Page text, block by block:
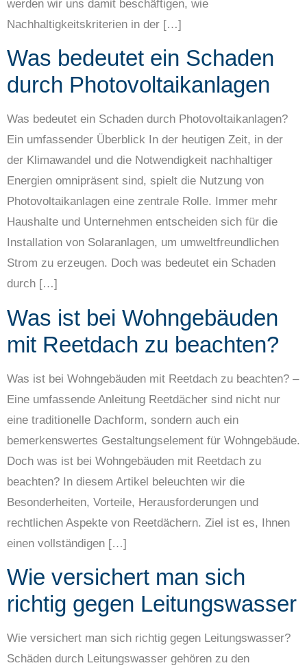
werden wir uns damit beschäftigen, wie
Nachhaltigkeitskriterien in der […]
Was bedeutet ein Schaden
durch Photovoltaikanlagen
Was bedeutet ein Schaden durch Photovoltaikanlagen?
Ein umfassender Überblick In der heutigen Zeit, in der
der Klimawandel und die Notwendigkeit nachhaltiger
Energien omnipräsent sind, spielt die Nutzung von
Photovoltaikanlagen eine zentrale Rolle. Immer mehr
Haushalte und Unternehmen entscheiden sich für die
Installation von Solaranlagen, um umweltfreundlichen
Strom zu erzeugen. Doch was bedeutet ein Schaden
durch […]
Was ist bei Wohngebäuden
mit Reetdach zu beachten?
Was ist bei Wohngebäuden mit Reetdach zu beachten? –
Eine umfassende Anleitung Reetdächer sind nicht nur
eine traditionelle Dachform, sondern auch ein
bemerkenswertes Gestaltungselement für Wohngebäude.
Doch was ist bei Wohngebäuden mit Reetdach zu
beachten? In diesem Artikel beleuchten wir die
Besonderheiten, Vorteile, Herausforderungen und
rechtlichen Aspekte von Reetdächern. Ziel ist es, Ihnen
einen vollständigen […]
Wie versichert man sich
richtig gegen Leitungswasser
Wie versichert man sich richtig gegen Leitungswasser?
Schäden durch Leitungswasser gehören zu den